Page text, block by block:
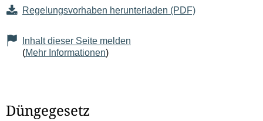
Regelungsvorhaben herunterladen (PDF)
Inhalt dieser Seite melden
(Mehr Informationen)
Düngegesetz